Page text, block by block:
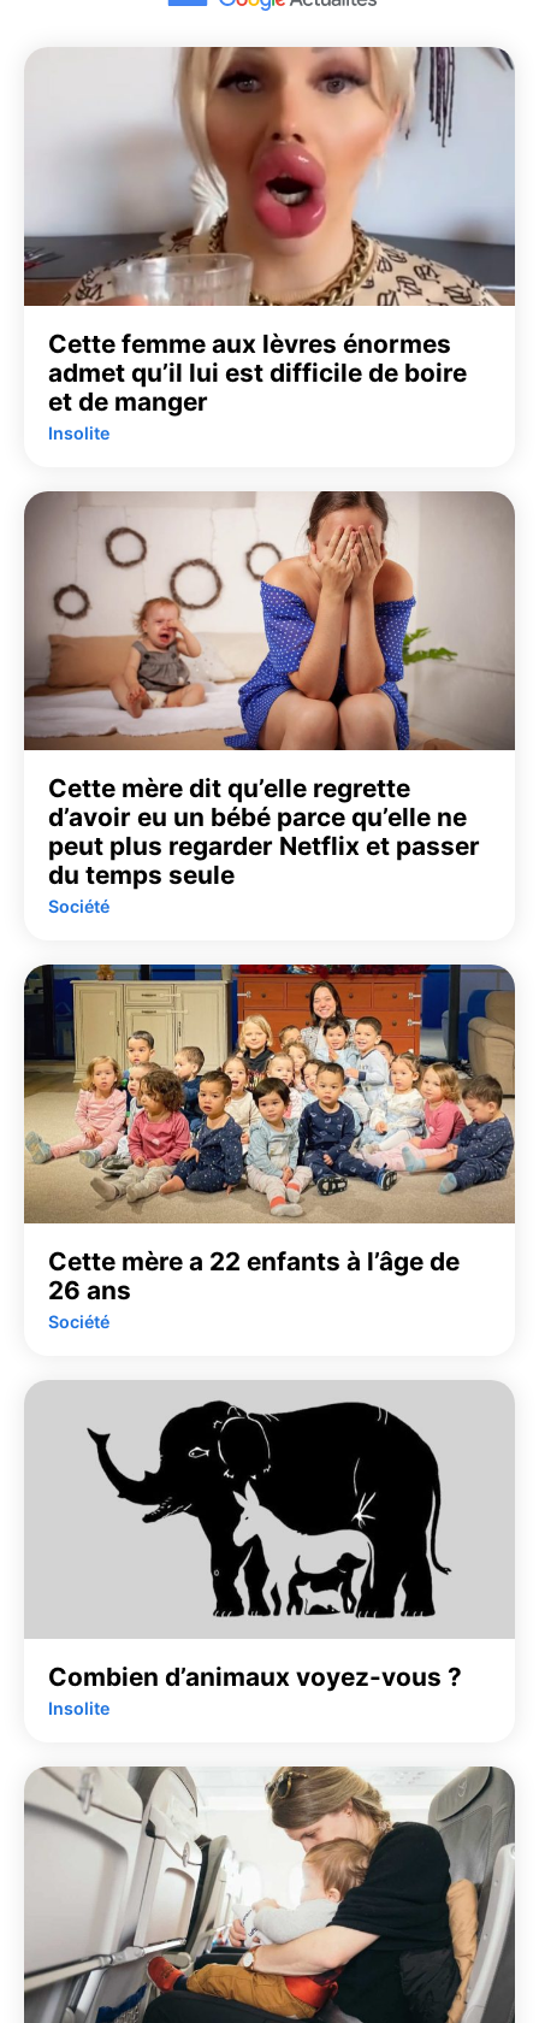
Cette femme aux lèvres énormes
admet qu’il lui est difficile de boire
et de manger
Insolite
Cette mère dit qu’elle regrette
d’avoir eu un bébé parce qu’elle ne
peut plus regarder Netflix et passer
du temps seule
Société
Cette mère a 22 enfants à l’âge de
26 ans
Société
Combien d’animaux voyez-vous ?
Insolite